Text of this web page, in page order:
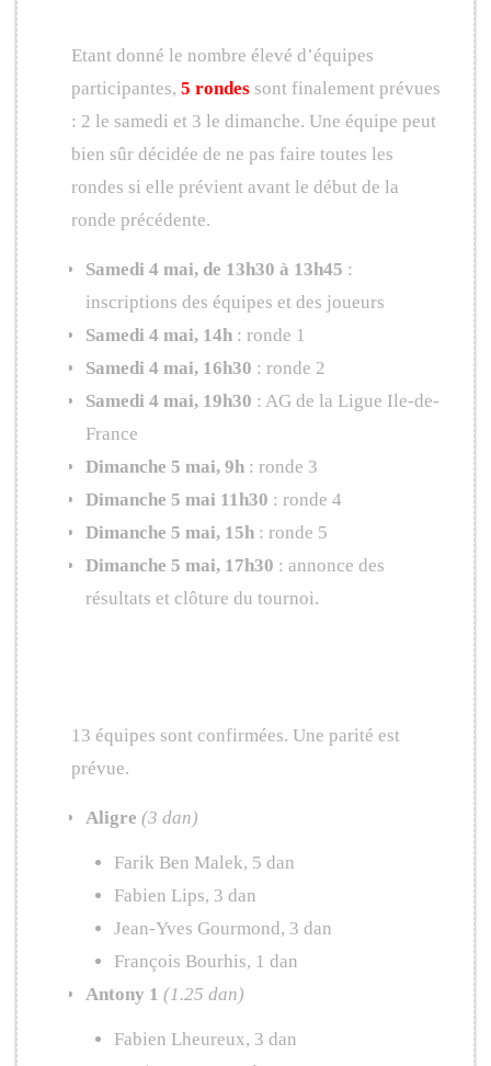
Etant donné le nombre élevé d’équipes
participantes, 5 rondessont finalement prévues
: 2 le samedi et 3 le dimanche. Une équipe peut
bien sûr décidée de ne pas faire toutes les
rondes si elle prévient avant le début de la
ronde précédente.
Samedi 4 mai, de 13h30 à 13h45 :
inscriptions des équipes et des joueurs
Samedi 4 mai, 14h : ronde 1
Samedi 4 mai, 16h30 : ronde 2
Samedi 4 mai, 19h30 : AG de la Ligue Ile-de-
France
Dimanche 5 mai, 9h : ronde 3
Dimanche 5 mai 11h30 : ronde 4
Dimanche 5 mai, 15h : ronde 5
Dimanche 5 mai, 17h30 : annonce des
résultats et clôture du tournoi.
13 équipes sont confirmées. Une parité est
prévue.
Aligre (3 dan)
Farik Ben Malek, 5 dan
Fabien Lips, 3 dan
Jean-Yves Gourmond, 3 dan
François Bourhis, 1 dan
Antony 1 (1.25 dan)
Fabien Lheureux, 3 dan